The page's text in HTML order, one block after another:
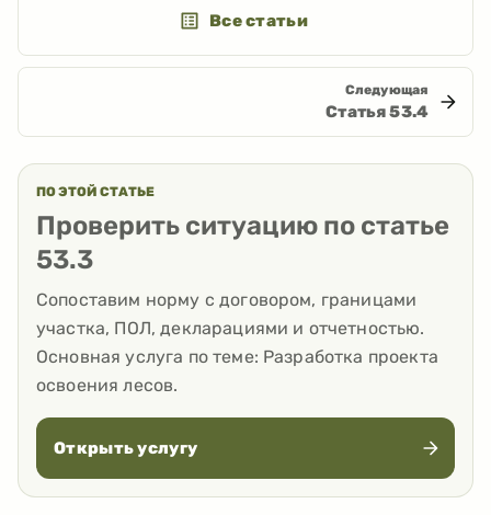
Все статьи
Следующая
Статья53.4
ПО ЭТОЙ СТАТЬЕ
Проверить ситуацию по статье
53.3
Сопоставим норму с договором, границами
участка, ПОЛ, декларациями и отчетностью.
Основная услуга по теме: Разработка проекта
освоения лесов.
Открыть услугу